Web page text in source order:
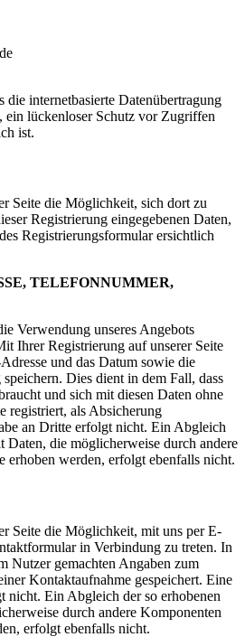
die internetbasierte Datenübertragung
ein lückenloser Schutz vor Zugriffen
ist.
Seite die Möglichkeit, sich dort zu
Registrierung eingegebenen Daten,
Registrierungsformular ersichtlich
TELEFONNUMMER,
Verwendung unseres Angebots
Ihrer Registrierung auf unserer Seite
und das Datum sowie die
Dies dient in dem Fall, dass
und sich mit diesen Daten ohne
registriert, als Absicherung
an Dritte erfolgt nicht. Ein Abgleich
Daten, die möglicherweise durch andere
erhoben werden, erfolgt ebenfalls nicht.
Seite die Möglichkeit, mit uns per E-
in Verbindung zu treten. In
Nutzer gemachten Angaben zum
Kontaktaufnahme gespeichert. Eine
nicht. Ein Abgleich der so erhobenen
durch andere Komponenten
erfolgt ebenfalls nicht.